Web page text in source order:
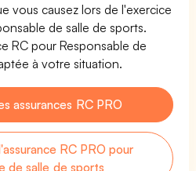
vous causez lors de l'exercice
de salle de sports.
RC pour Responsable de
à votre situation.
assurances RC PRO
RC PRO pour
de salle de sports